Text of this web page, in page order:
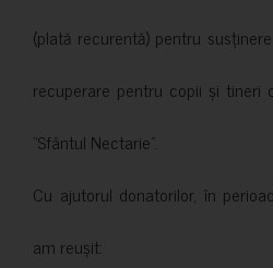
(plată recurentă) pentru
recuperare pentru copii și tineri
”Sfântul Nectarie”.
Cu ajutorul donatorilor, în
am reușit: